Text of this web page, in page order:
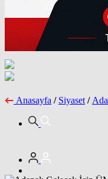
Anasayfa / Siyaset /